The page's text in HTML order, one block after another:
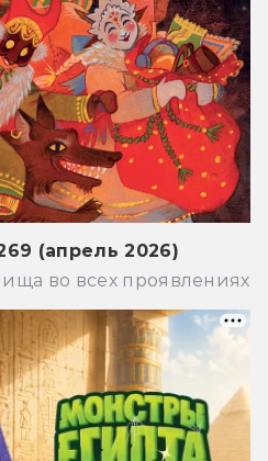
(апрель 2026)
во всех проявлениях